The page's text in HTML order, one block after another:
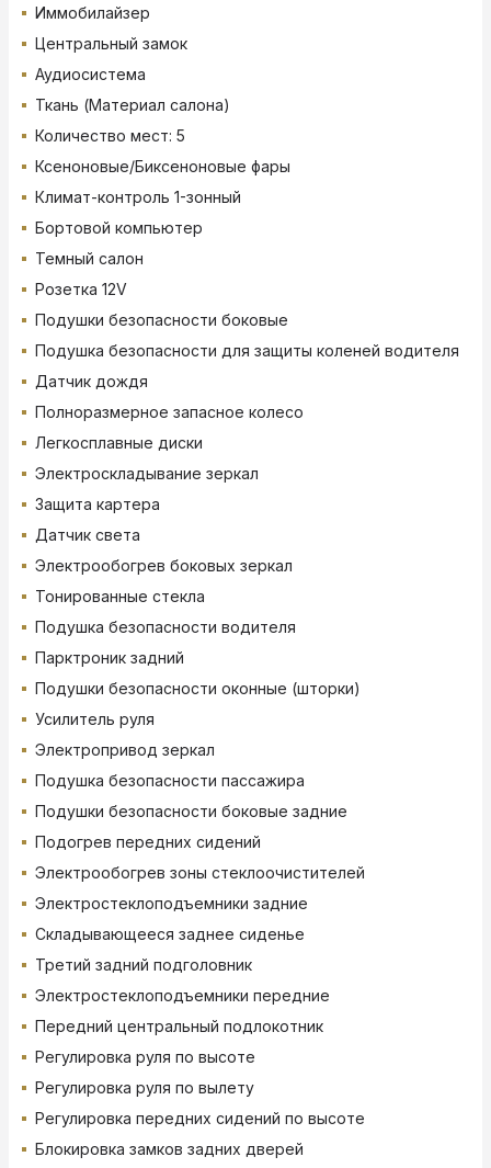
Иммобилайзер
Центральный замок
Аудиосистема
Ткань (Материал салона)
Количество мест: 5
Ксеноновые/Биксеноновые фары
Климат-контроль 1-зонный
Бортовой компьютер
Темный салон
Розетка 12V
Подушки безопасности боковые
Подушка безопасности для защиты коленей водителя
Датчик дождя
Полноразмерное запасное колесо
Легкосплавные диски
Электроскладывание зеркал
Защита картера
Датчик света
Электрообогрев боковых зеркал
Тонированные стекла
Подушка безопасности водителя
Парктроник задний
Подушки безопасности оконные (шторки)
Усилитель руля
Электропривод зеркал
Подушка безопасности пассажира
Подушки безопасности боковые задние
Подогрев передних сидений
Электрообогрев зоны стеклоочистителей
Электростеклоподъемники задние
Складывающееся заднее сиденье
Третий задний подголовник
Электростеклоподъемники передние
Передний центральный подлокотник
Регулировка руля по высоте
Регулировка руля по вылету
Регулировка передних сидений по высоте
Блокировка замков задних дверей